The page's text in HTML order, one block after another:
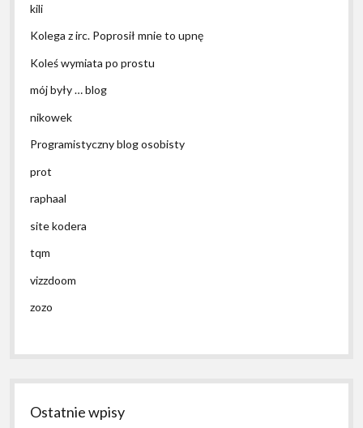
kili
Kolega z irc. Poprosił mnie to upnę
Koleś wymiata po prostu
mój były … blog
nikowek
Programistyczny blog osobisty
prot
raphaal
site kodera
tqm
vizzdoom
zozo
Ostatnie wpisy